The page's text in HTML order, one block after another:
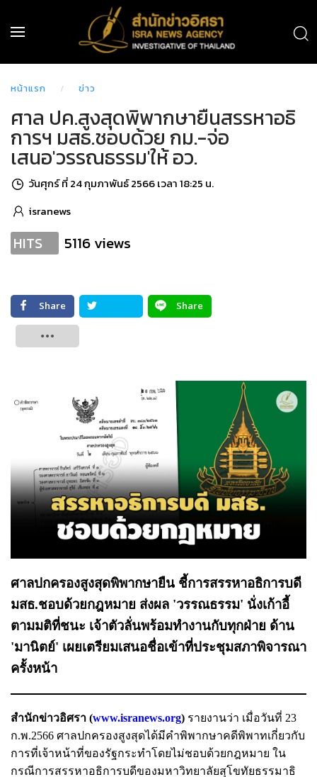
หน้าแรก ข่าว
ศาล ปค.สูงสุดพิพากษายืนสรรหาอธิ
การฯ มสธ.ชอบด้วย กม.-จ่อ
เสนอ'วรรณธรรม'ให้ อว.
วันศุกร์ ที่ 24 กุมภาพันธ์ 2566 เวลา 18:25 น.
isranews
HITS 5116 views
Share
Share
ศาลปกครองสูงสุดพิพากษายืน ชี้การสรรหาอธิการบดี
มสธ.ชอบด้วยกฎหมาย ส่งผล 'วรรณธรรม' นั่งเก้าอี้
ตามมติที่ชนะ เจ้าตัวลั่นพร้อมทำงานกับทุกฝ่าย ด้าน
'มานิตย์' เผยเตรียมเสนอชื่อเข้าที่ประชุมสภาพิจารณา
ครั้งหน้า
สำนักข่าวอิศรา (www.isranews.org) รายงานว่า เมื่อวันที่ 23
ก.พ.2566 ศาลปกครองสูงสุดได้มีคำพิพากษาคดีพิพาทเกี่ยวกับ
การที่เจ้าหน้าที่ของรัฐกระทำโดยไม่ชอบด้วยกฎหมาย ใน
กรณีการสรรหาอธิการบดีของมหาวิทยาลัยสุโขทัยธรรมาธิ